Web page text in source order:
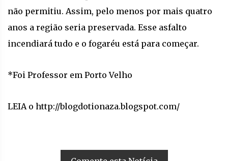
não permitiu. Assim, pelo menos por mais quatro
anos a região seria preservada. Esse asfalto
incendiará tudo e o fogaréu está para começar.
*Foi Professor em Porto Velho
LEIA o http://blogdotionaza.blogspot.com/